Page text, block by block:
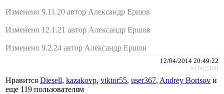
Изменено 9.11.20 автор Александр Ершов
Изменено 12.1.21 автор Александр Ершов
Изменено 9.2.24 автор Александр Ершов
12/04/2014 20:49:22
#1962468
Нравится Diesell, kazakovp, viktor55, user367, Andrey Borisov и
еще 119 пользователям